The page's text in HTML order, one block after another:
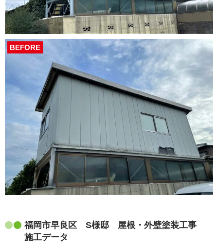
BEFORE
福岡市早良区 S様邸 屋根・外壁塗装工事
施工データ